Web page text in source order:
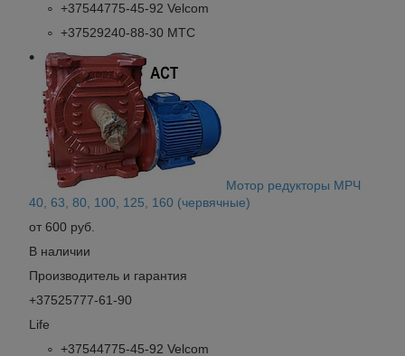
+37544775-45-92 Velcom
+37529240-88-30 МТС
Мотор редукторы МРЧ
40, 63, 80, 100, 125, 160 (червячные)
от 600 руб.
В наличии
Производитель и гарантия
+37525777-61-90
Life
+37544775-45-92 Velcom